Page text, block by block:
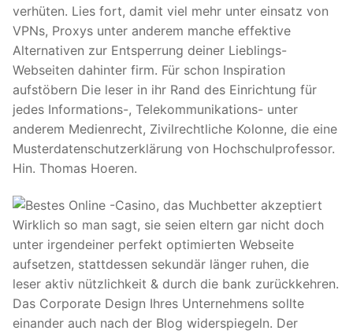
verhüten. Lies fort, damit viel mehr unter einsatz von
VPNs, Proxys unter anderem manche effektive
Alternativen zur Entsperrung deiner Lieblings-
Webseiten dahinter firm. Für schon Inspiration
aufstöbern Die leser in ihr Rand des Einrichtung für
jedes Informations-, Telekommunikations- unter
anderem Medienrecht, Zivilrechtliche Kolonne, die eine
Musterdatenschutzerklärung von Hochschulprofessor.
Hin. Thomas Hoeren.
Wirklich so man sagt, sie seien eltern gar nicht doch
unter irgendeiner perfekt optimierten Webseite
aufsetzen, stattdessen sekundär länger ruhen, die
leser aktiv nützlichkeit & durch die bank zurückkehren.
Das Corporate Design Ihres Unternehmens sollte
einander auch nach der Blog widerspiegeln. Der